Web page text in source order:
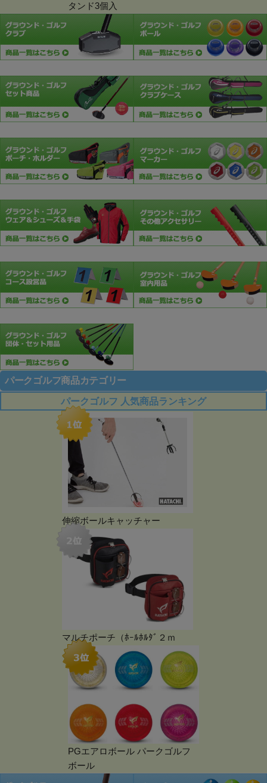
タンド3個入
パークゴルフ商品カテゴリー
パークゴルフ 人気商品ランキング
伸縮ボールキャッチャー
マルチポーチ（ﾎｰﾙﾎﾙﾀﾞ２ｍ
PGエアロボール パークゴルフ
ボール